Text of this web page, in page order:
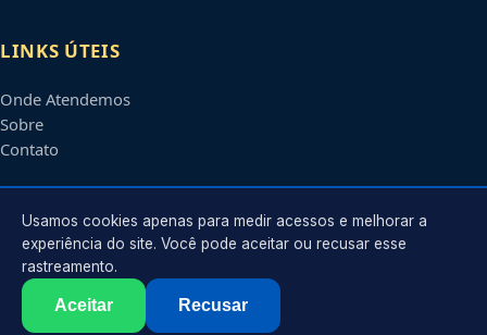
LINKS ÚTEIS
Onde Atendemos
Sobre
Contato
CONTATO
Atendimento em
contato@guinchosolinda.com.br
2026 Olinda
. Todos os direitos reservados.
Usamos cookies apenas para medir acessos e melhorar a
experiência do site. Você pode aceitar ou recusar esse
rastreamento.
Aceitar Recusar